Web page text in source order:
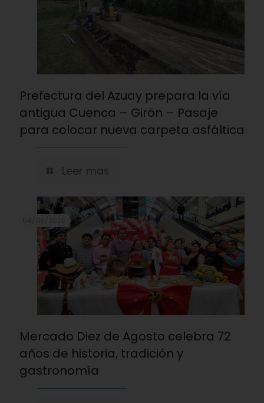
Prefectura del Azuay prepara la vía
antigua Cuenca – Girón – Pasaje
para colocar nueva carpeta asfáltica
Leer mas
Mercado Diez de Agosto celebra 72
años de historia, tradición y
gastronomía